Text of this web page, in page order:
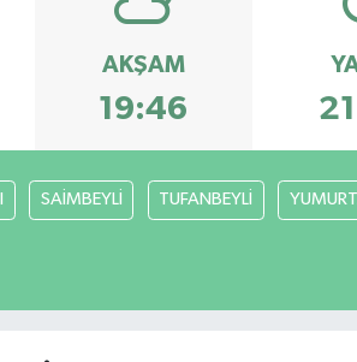
AKŞAM
19:46
SAİMBEYLİ TUFANBEYLİ